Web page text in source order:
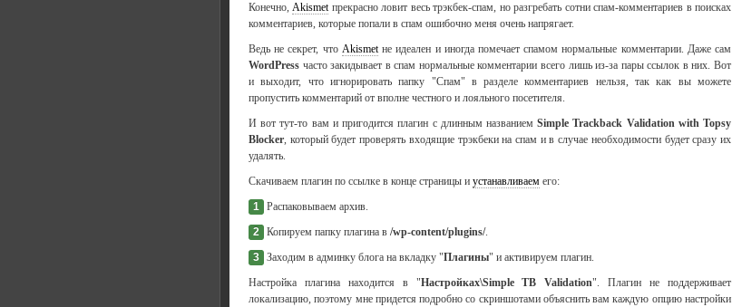
Конечно,Akismetпрекрасно ловит весь трэкбек-спам, но разгребать сотни спам-комментариев в поисках
комментариев, которые попали в спам ошибочно меня очень напрягает.
Ведь не секрет, что Akismetне идеален и иногда помечает спамом нормальные комментарии. Даже сам
WordPress часто закидывает в спам нормальные комментарии всего лишь из-за пары ссылок в них. Вот
и выходит, что игнорировать папку "Спам" в разделе комментариев нельзя, так как вы можете
пропустить комментарий от вполне честного и лояльного посетителя.
И вот тут-то вам и пригодится плагин с длинным названиемSimple Trackback Validation with Topsy
Blocker, который будет проверять входящие трэкбеки на спам и в случае необходимости будет сразу их
удалять.
Скачиваем плагин по ссылке в конце страницы и устанавливаем его:
1 Распаковываем архив.
2 Копируем папку плагина в /wp-content/plugins/.
3 Заходим в админку блога на вкладку "Плагины" и активируем плагин.
Настройка плагина находится в "Настройках\Simple TB Validation". Плагин не поддерживает
локализацию, поэтому мне придется подробно со скриншотами объяснить вам каждую опцию настройки